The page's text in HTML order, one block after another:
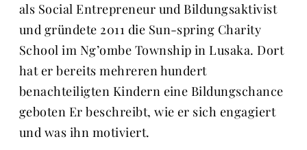
als Social Entrepreneur und Bildungsaktivist
und gründete 2011 die Sun-spring Charity
School im Ng’ombe Township in Lusaka. Dort
hat er bereits mehreren hundert
benachteiligten Kindern eine Bildungschance
geboten Er beschreibt, wie er sich engagiert
und was ihn motiviert.